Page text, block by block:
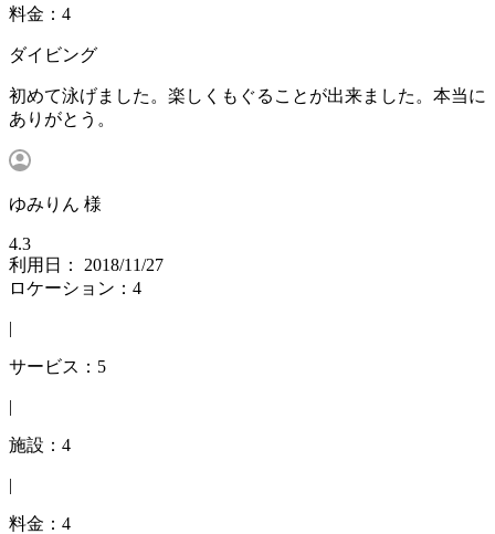
料金：4
ダイビング
初めて泳げました。楽しくもぐることが出来ました。本当に
ありがとう。
ゆみりん 様
4.3
利用日： 2018/11/27
ロケーション：4
|
サービス：5
|
施設：4
|
料金：4